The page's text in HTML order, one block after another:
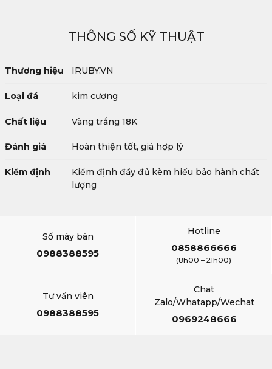
THÔNG SỐ KỸ THUẬT
Thương hiệu IRUBY.VN
Loại đá kim cương
Chất liệu Vàng trắng 18K
Đánh giá Hoàn thiện tốt, giá hợp lý
Kiểm định
Kiểm định đầy đủ kèm hiếu bảo hành chất
lượng
Số máy bàn
0988388595
Hotline
0858866666
(8h00 – 21h00)
Tư vấn viên
0988388595
Chat
Zalo/Whatapp/Wechat
0969248666